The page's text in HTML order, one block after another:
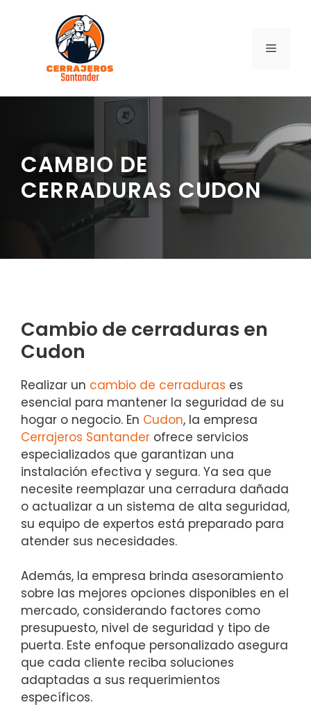
contenido
MENÚ
CAMBIO DE
CERRADURAS CUDON
Cambio de cerraduras en
Cudon
Realizar un cambio de cerraduras es
esencial para mantener la seguridad de su
hogar o negocio. En Cudon, la empresa
Cerrajeros Santander ofrece servicios
especializados que garantizan una
instalación efectiva y segura. Ya sea que
necesite reemplazar una cerradura dañada
o actualizar a un sistema de alta seguridad,
su equipo de expertos está preparado para
atender sus necesidades.
Además, la empresa brinda asesoramiento
sobre las mejores opciones disponibles en el
mercado, considerando factores como
presupuesto, nivel de seguridad y tipo de
puerta. Este enfoque personalizado asegura
que cada cliente reciba soluciones
adaptadas a sus requerimientos
específicos.